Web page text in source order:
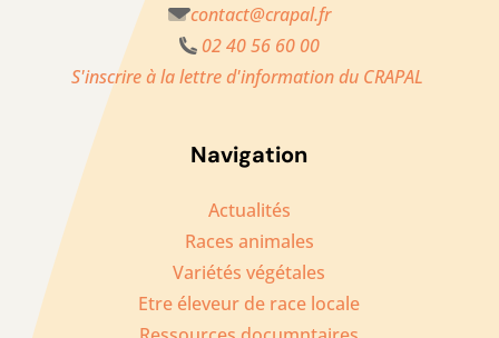
contact@crapal.fr
02 40 56 60 00
S'inscrire à la lettre d'information du CRAPAL
Navigation
Actualités
Races animales
Variétés végétales
Etre éleveur de race locale